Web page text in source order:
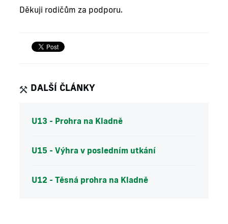
Děkuji rodičům za podporu.
DALŠÍ ČLÁNKY
U13 - Prohra na Kladně
U15 - Výhra v posledním utkání
U12 - Těsná prohra na Kladně